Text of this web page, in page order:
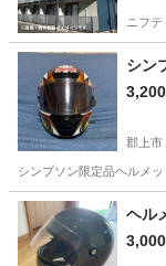
ニフテ
郡上市
シンプソン限定品ヘルメ
岐阜 郡上市 バイ
ヘル